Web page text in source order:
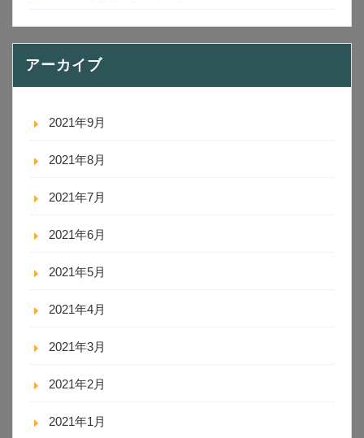
アーカイブ
2021年9月
2021年8月
2021年7月
2021年6月
2021年5月
2021年4月
2021年3月
2021年2月
2021年1月